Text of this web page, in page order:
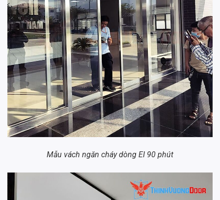
Mẫu vách ngăn cháy dòng EI 90 phút